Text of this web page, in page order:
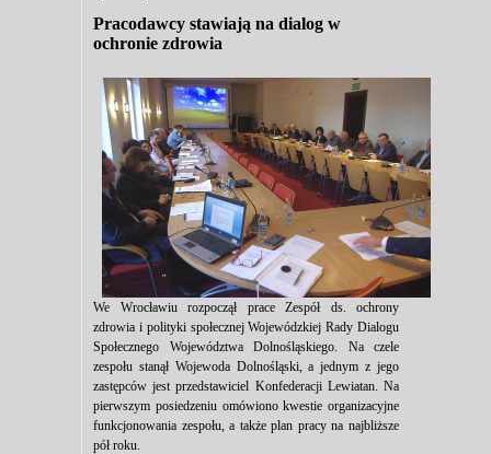
Pracodawcy stawiają na dialog w
ochronie zdrowia
We Wrocławiu rozpoczął prace Zespół ds. ochrony
zdrowia i polityki społecznej Wojewódzkiej Rady Dialogu
Społecznego Województwa Dolnośląskiego. Na czele
zespołu stanął Wojewoda Dolnośląski, a jednym z jego
zastępców jest przedstawiciel Konfederacji Lewiatan. Na
pierwszym posiedzeniu omówiono kwestie organizacyjne
funkcjonowania zespołu, a także plan pracy na najbliższe
pół roku.